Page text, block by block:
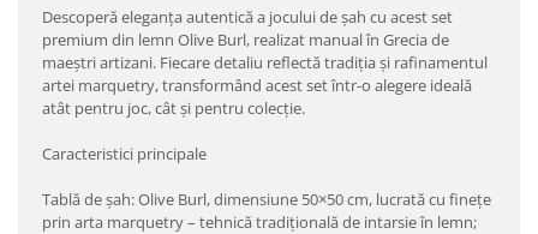
Descoperă eleganța autentică a jocului de șah cu acest set
premium din lemn Olive Burl, realizat manual în Grecia de
maeștri artizani. Fiecare detaliu reflectă tradiția și rafinamentul
artei marquetry, transformând acest set într-o alegere ideală
atât pentru joc, cât și pentru colecție.
Caracteristici principale
Tablă de șah: Olive Burl, dimensiune 50×50 cm, lucrată cu finețe
prin arta marquetry – tehnică tradițională de intarsie în lemn;